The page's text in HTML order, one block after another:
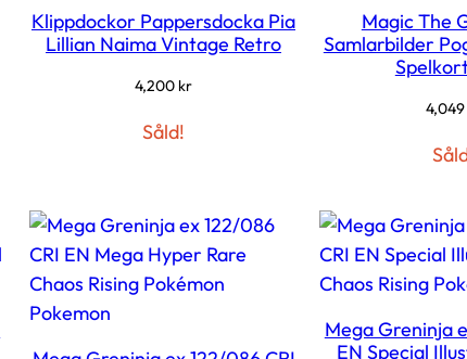
Klippdockor Pappersdocka Pia
Lillian Naima Vintage Retro
4,200 kr
Såld!
Magic The
Samlarbilder
4,049
Mega Greninja
EN Special